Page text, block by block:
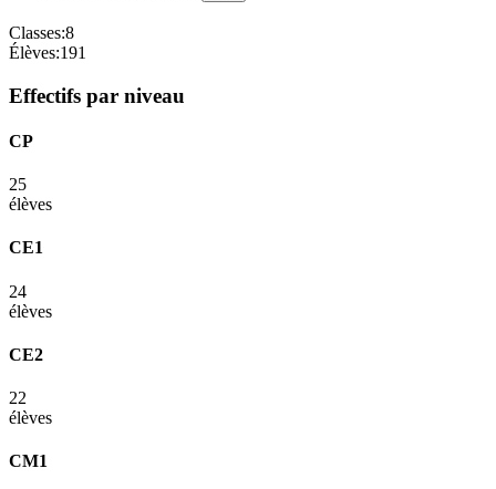
Classes:8
Élèves:191
Effectifs par niveau
CP
25
élèves
CE1
24
élèves
CE2
22
élèves
CM1